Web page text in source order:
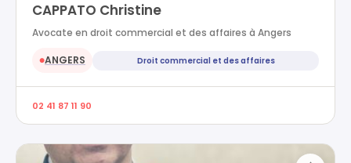
CAPPATO Christine
Avocate en droit commercial et des affaires à Angers
●ANGERS Droit commercial et des affaires
02 41 87 11 90